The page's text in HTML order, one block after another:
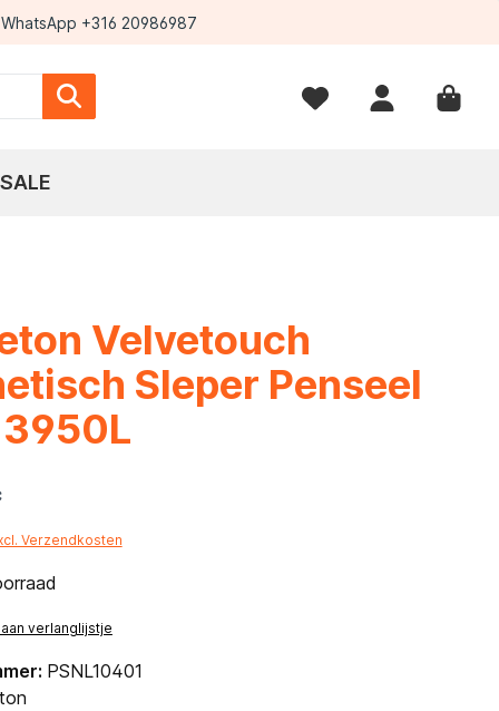
WhatsApp +316 20986987
SALE
Velvetouch
Sleper Penseel
Verzendkosten
verlanglijstje
PSNL10401